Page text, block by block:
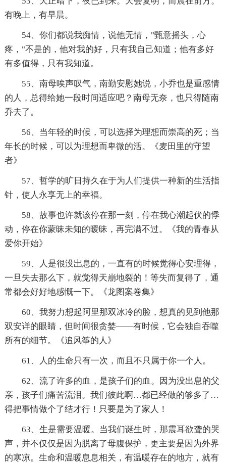
有晚上，有早晨。
54、你们都说我痴情，说他无情，"甄意摇头，心
疼，"不是的，他对我的好，只有我自己知道；他有多好
有多值得，只有我知道。
55、南母唉声叹气，南勤安慰她说，小乔也是重感情
的人，总得给她一段时间适应吧？南母无奈，也只得随南
乔去了。
56、当年轻的时候，可以选择为理想而崇高的死；当
年长的时候，可以为理想而卑微的活。《麦田里的守望
者》
57、哲学的旷日持久在于为人们提供一种新的生活指
针，使人永享无上的幸福。
58、故事也许就该停在那一刻，停在我心潮起伏的悸
动，停在你蒙昧未知的暧昧，再完满不过。《我的青春从
爱你开始》
59、人是很没岀息的，一直有的时候觉得心安理得，
一旦失去那么下，就觉得天崩地裂的！等失而复得了，通
常都会好好地感慨一下。《龙图案卷集》
60、我努力想起阿里那双冰冷的脸，想真的见到他那
双安详的眼睛，但时间很贪婪——有时候，它会独自吞噬
所有的细节。《追风筝的人》
61、人的生命只有一次，而且不只属于你一个人。
62、流了许多的血，是孩子们的血。因为没出息的父
亲，孩子们痛苦流泪。我们彼此啊…都已经做的够多了…
得把事情做个了结才行！只要是为了家人！
63、生是需要温暖。当我们诞生时，那震耳欲聋的哭
声，并不仅仅是因为脱离了母腹保护，更主要是因为外界
的寒凉。生命和温暖息息相关，有温暖存在的地方，就有